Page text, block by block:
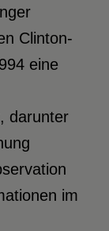
Clinton-
eine
darunter
im